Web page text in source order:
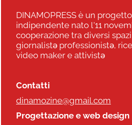
DINAMOPRESS è un
indipendente nato l'11
cooperazione tra diversi
giornalistə professionistə,
video maker e attivistə
Contatti
dinamozine@gmail.com
Progettazione e web design